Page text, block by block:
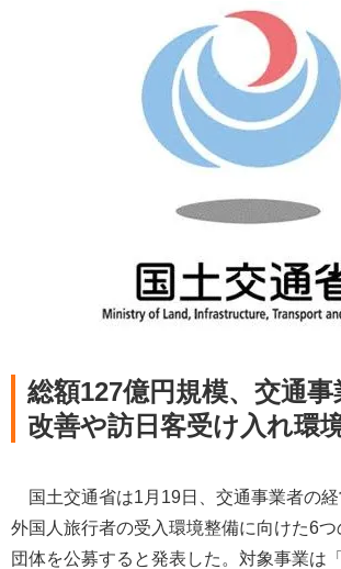
総額127億円規模、交通
改善や訪日客受け入れ環
国土交通省は1月19日、交通事業者の経
外国人旅行者の受入環境整備に向けた6
団体を公募すると発表した。対象事業は